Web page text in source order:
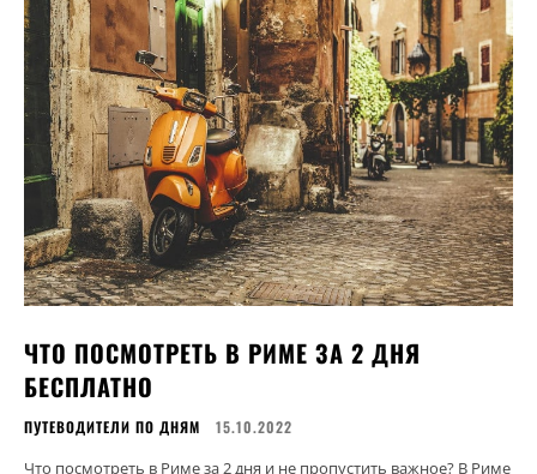
ЧТО ПОСМОТРЕТЬ В РИМЕ ЗА 2 ДНЯ
БЕСПЛАТНО
ПУТЕВОДИТЕЛИ ПО ДНЯМ 15.10.2022
Что посмотреть в Риме за 2 дня и не пропустить важное? В Риме